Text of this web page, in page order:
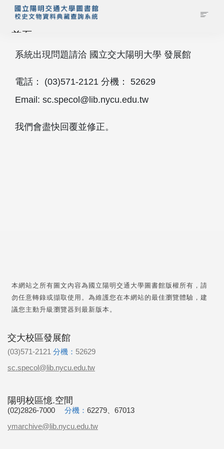
首頁
藏品查詢
藏品清單全覽
系統出現問題請洽 國立交大陽明大學 發展館
電話： (03)571‐2121 分機： 52629
Email: sc.specol@lib.nycu.edu.tw
我們會盡快回覆並修正。
本網站之所有圖文內容為國立陽明交通大學圖書館版權所有，請
勿任意轉錄或擷取使用。為維護您在本網站的最佳瀏覽體驗，建
議您主動升級瀏覽器到最新版本。
交大校區發展館
(03)571-2121 分機： 52629
sc.specol@lib.nycu.edu.tw
陽明校區憶.空間
(02)2826-7000 分機： 62279、67013
ymarchive@lib.nycu.edu.tw